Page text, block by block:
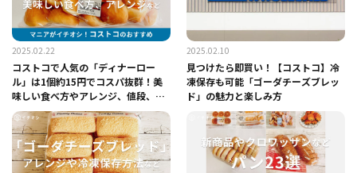
2025.02.22
コストコで人気の「ディナーロー
ル」は1個約15円でコスパ抜群！美
味しい食べ方やアレンジ、値段、冷
凍・解凍の保存方法など
2025.02.10
見つけたら即買い！【コストコ】冷
凍保存も可能「ゴーダチーズブレッ
ド」の魅力と楽しみ方